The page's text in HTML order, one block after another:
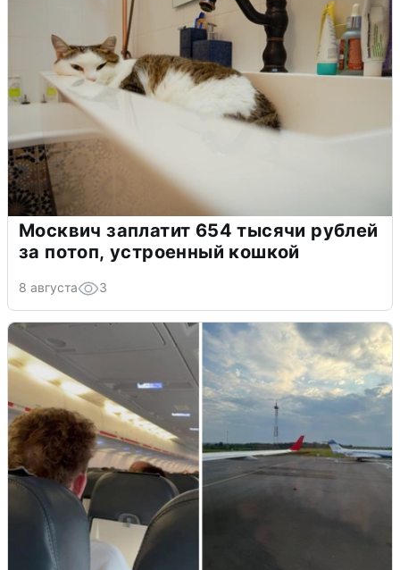
Москвич заплатит 654 тысячи рублей
за потоп, устроенный кошкой
8 августа 3